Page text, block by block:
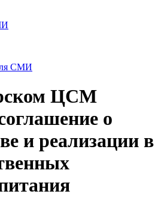
СМИ
ЦСМ
о
и реализации в